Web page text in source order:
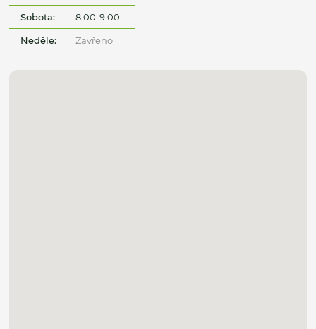
Sobota: 8:00-9:00
Neděle: Zavřeno